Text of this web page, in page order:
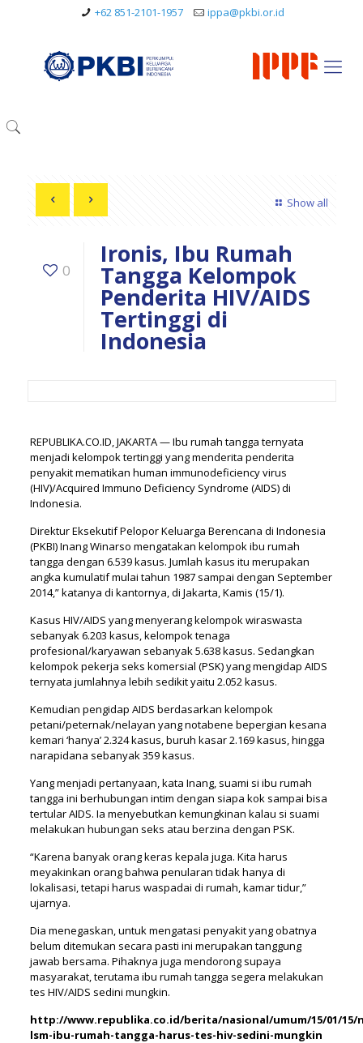
+62 851-2101-1957 ippa@pkbi.or.id
Show all
0
Ironis, Ibu Rumah
Tangga Kelompok
Penderita HIV/AIDS
Tertinggi di
Indonesia
REPUBLIKA.CO.ID, JAKARTA — Ibu rumah tangga ternyata
menjadi kelompok tertinggi yang menderita penderita
penyakit mematikan human immunodeficiency virus
(HIV)/Acquired Immuno Deficiency Syndrome (AIDS) di
Indonesia.
Direktur Eksekutif Pelopor Keluarga Berencana di Indonesia
(PKBI) Inang Winarso mengatakan kelompok ibu rumah
tangga dengan 6.539 kasus. Jumlah kasus itu merupakan
angka kumulatif mulai tahun 1987 sampai dengan September
2014,” katanya di kantornya, di Jakarta, Kamis (15/1).
Kasus HIV/AIDS yang menyerang kelompok wiraswasta
sebanyak 6.203 kasus, kelompok tenaga
profesional/karyawan sebanyak 5.638 kasus. Sedangkan
kelompok pekerja seks komersial (PSK) yang mengidap AIDS
ternyata jumlahnya lebih sedikit yaitu 2.052 kasus.
Kemudian pengidap AIDS berdasarkan kelompok
petani/peternak/nelayan yang notabene bepergian kesana
kemari ‘hanya’ 2.324 kasus, buruh kasar 2.169 kasus, hingga
narapidana sebanyak 359 kasus.
Yang menjadi pertanyaan, kata Inang, suami si ibu rumah
tangga ini berhubungan intim dengan siapa kok sampai bisa
tertular AIDS. Ia menyebutkan kemungkinan kalau si suami
melakukan hubungan seks atau berzina dengan PSK.
“Karena banyak orang keras kepala juga. Kita harus
meyakinkan orang bahwa penularan tidak hanya di
lokalisasi, tetapi harus waspadai di rumah, kamar tidur,”
ujarnya.
Dia menegaskan, untuk mengatasi penyakit yang obatnya
belum ditemukan secara pasti ini merupakan tanggung
jawab bersama. Pihaknya juga mendorong supaya
masyarakat, terutama ibu rumah tangga segera melakukan
tes HIV/AIDS sedini mungkin.
http://www.republika.co.id/berita/nasional/umum/15/01/15/
lsm-ibu-rumah-tangga-harus-tes-hiv-sedini-mungkin